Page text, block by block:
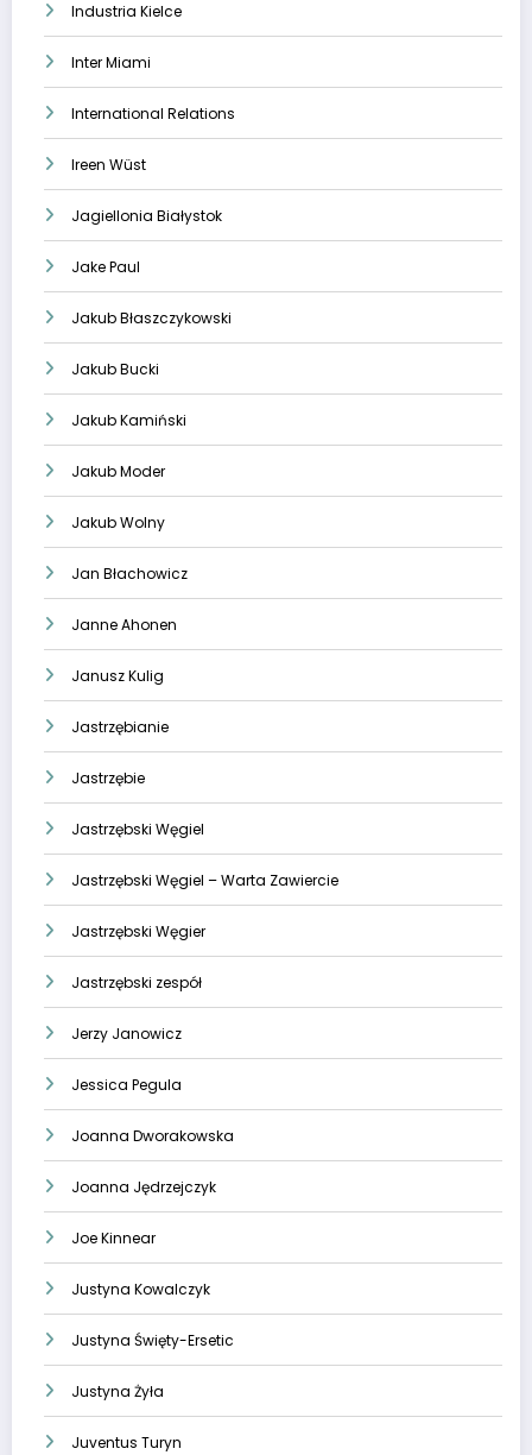
Industria Kielce
Inter Miami
International Relations
Ireen Wüst
Jagiellonia Białystok
Jake Paul
Jakub Błaszczykowski
Jakub Bucki
Jakub Kamiński
Jakub Moder
Jakub Wolny
Jan Błachowicz
Janne Ahonen
Janusz Kulig
Jastrzębianie
Jastrzębie
Jastrzębski Węgiel
Jastrzębski Węgiel – Warta Zawiercie
Jastrzębski Węgier
Jastrzębski zespół
Jerzy Janowicz
Jessica Pegula
Joanna Dworakowska
Joanna Jędrzejczyk
Joe Kinnear
Justyna Kowalczyk
Justyna Święty-Ersetic
Justyna Żyła
Juventus Turyn